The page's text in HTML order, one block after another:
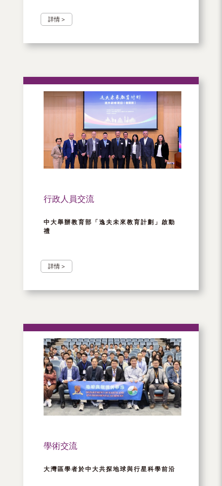
詳情 >
行政人員交流
中大舉辦教育部「逸夫未來教育計劃」啟動
禮
詳情 >
學術交流
大灣區學者於中大共探地球與行星科學前沿